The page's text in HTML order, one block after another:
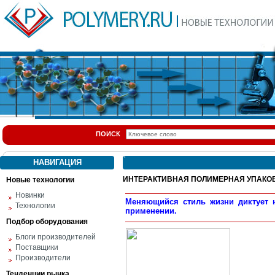
ПОИСК
НАВИГАЦИЯ
Новые технологии
Новинки
Технологии
Подбор оборудования
Блоги производителей
Поставщики
Производители
ИНТЕРАКТИВНАЯ ПОЛИМЕРНАЯ
Меняющийся стиль жизни
применении.